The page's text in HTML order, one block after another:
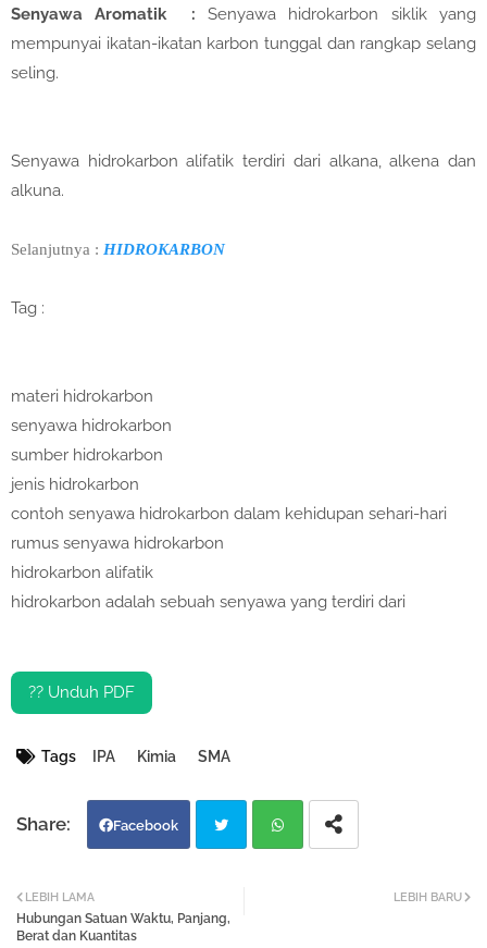
Senyawa Aromatik :Senyawa hidrokarbon siklik yang
mempunyai ikatan-ikatan karbon tunggal dan rangkap selang
seling.
Senyawa hidrokarbon alifatik terdiri dari alkana, alkena dan
alkuna.
Selanjutnya : HIDROKARBON
Tag :
materi hidrokarbon
senyawa hidrokarbon
sumber hidrokarbon
jenis hidrokarbon
contoh senyawa hidrokarbon dalam kehidupan sehari-hari
rumus senyawa hidrokarbon
hidrokarbon alifatik
hidrokarbon adalah sebuah senyawa yang terdiri dari
?? Unduh PDF
Tags IPA Kimia SMA
Facebook
tter
LEBIH BARU
LEBIH LAMA
Hubungan Satuan Waktu, Panjang,
Berat dan Kuantitas